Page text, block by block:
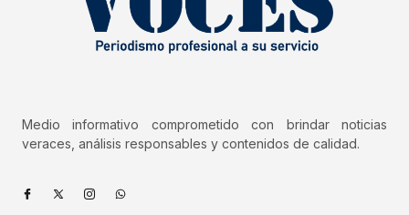
Medio informativo comprometido con brindar noticias
veraces, análisis responsables y contenidos de calidad.